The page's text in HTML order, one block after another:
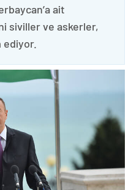
ait
siviller ve askerler,
ediyor.